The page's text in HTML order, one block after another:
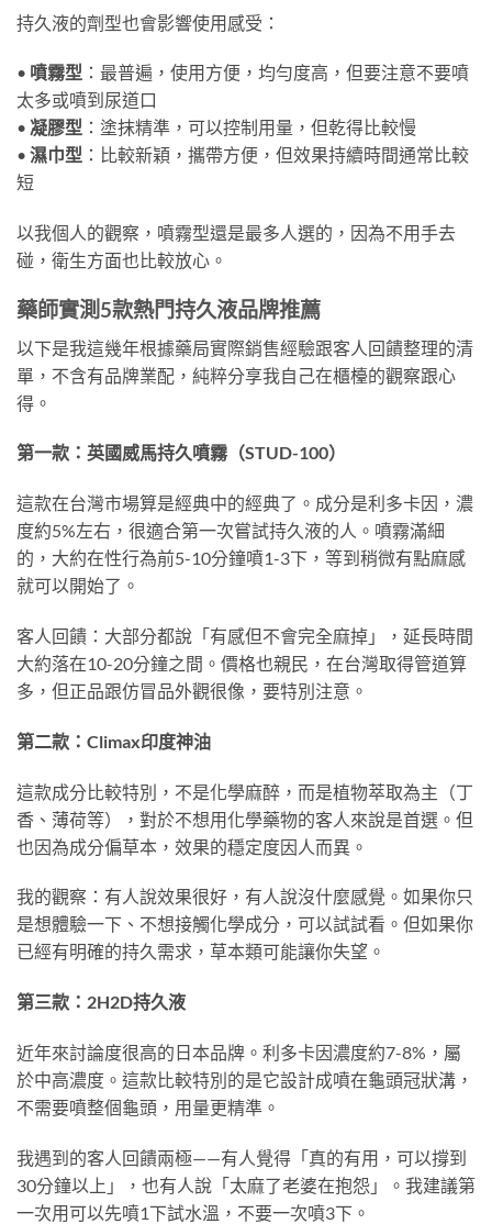
持久液的劑型也會影響使用感受：
• 噴霧型 ：最普遍，使用方便，均勻度高，但要注意不要噴
太多或噴到尿道口
• 凝膠型 ：塗抹精準，可以控制用量，但乾得比較慢
• 濕巾型 ：比較新穎，攜帶方便，但效果持續時間通常比較
短
以我個人的觀察，噴霧型還是最多人選的，因為不用手去
碰，衛生方面也比較放心。
藥師實測5款熱門持久液品牌推薦
以下是我這幾年根據藥局實際銷售經驗跟客人回饋整理的清
單，不含有品牌業配，純粹分享我自己在櫃檯的觀察跟心
得。
第一款：英國威馬持久噴霧（STUD-100）
這款在台灣市場算是經典中的經典了。成分是利多卡因，濃
度約5%左右，很適合第一次嘗試持久液的人。噴霧滿細
的，大約在性行為前5-10分鐘噴1-3下，等到稍微有點麻感
就可以開始了。
客人回饋：大部分都說「有感但不會完全麻掉」，延長時間
大約落在10-20分鐘之間。價格也親民，在台灣取得管道算
多，但正品跟仿冒品外觀很像，要特別注意。
第二款：Climax印度神油
這款成分比較特別，不是化學麻醉，而是植物萃取為主（丁
香、薄荷等），對於不想用化學藥物的客人來說是首選。但
也因為成分偏草本，效果的穩定度因人而異。
我的觀察：有人說效果很好，有人說沒什麼感覺。如果你只
是想體驗一下、不想接觸化學成分，可以試試看。但如果你
已經有明確的持久需求，草本類可能讓你失望。
第三款：2H2D持久液
近年來討論度很高的日本品牌。利多卡因濃度約7-8%，屬
於中高濃度。這款比較特別的是它設計成噴在龜頭冠狀溝，
不需要噴整個龜頭，用量更精準。
我遇到的客人回饋兩極——有人覺得「真的有用，可以撐到
30分鐘以上」，也有人說「太麻了老婆在抱怨」。我建議第
一次用可以先噴1下試水溫，不要一次噴3下。